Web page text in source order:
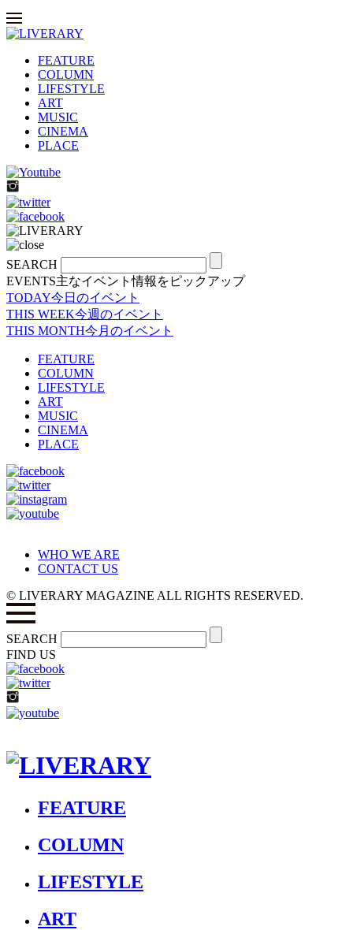
FEATURE
COLUMN
LIFESTYLE
ART
MUSIC
CINEMA
PLACE
SEARCH
EVENTS主なイベント情報をピックアップ
TODAY今日のイベント
THIS WEEK今週のイベント
THIS MONTH今月のイベント
FEATURE
COLUMN
LIFESTYLE
ART
MUSIC
CINEMA
PLACE
WHO WE ARE
CONTACT US
© LIVERARY MAGAZINE ALL RIGHTS RESERVED.
SEARCH
FIND US
FEATURE
COLUMN
LIFESTYLE
ART